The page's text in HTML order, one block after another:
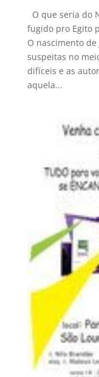
O que seria do
fugido pro Egito
O nascimento
suspeitas no
difíceis e as
aquela...